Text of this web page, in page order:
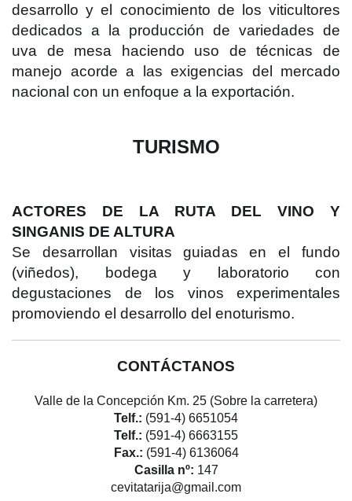
desarrollo y el conocimiento de los viticultores
dedicados a la producción de variedades de
uva de mesa haciendo uso de técnicas de
manejo acorde a las exigencias del mercado
nacional con un enfoque a la exportación.
TURISMO
ACTORES DE LA RUTA DEL VINO Y
SINGANIS DE ALTURA
Se desarrollan visitas guiadas en el fundo
(viñedos), bodega y laboratorio con
degustaciones de los vinos experimentales
promoviendo el desarrollo del enoturismo.
CONTÁCTANOS
Valle de la Concepción Km. 25 (Sobre la carretera)
Telf.: (591-4) 6651054
Telf.: (591-4) 6663155
Fax.: (591-4) 6136064
Casilla nº: 147
cevitatarija@gmail.com